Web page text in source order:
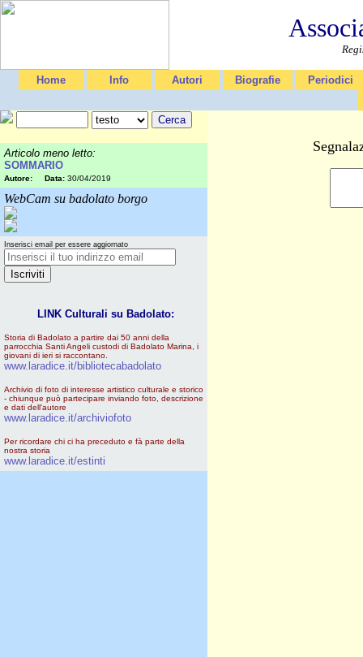
Home Info Autori Biografie Periodici
Articolo meno letto:
SOMMARIO
Autore: Data: 30/04/2019
WebCam su badolato borgo
Inserisci email per essere aggiornato
LINK Culturali su Badolato:
Storia di Badolato a partire dai 50 anni della
parrocchia Santi Angeli custodi di Badolato Marina, i
giovani di ieri si raccontano.
www.laradice.it/bibliotecabadolato
Archivio di foto di interesse artistico culturale e storico
- chiunque può partecipare inviando foto, descrizione
e dati dell'autore
www.laradice.it/archiviofoto
Per ricordare chi ci ha preceduto e fà parte della
nostra storia
www.laradice.it/estinti